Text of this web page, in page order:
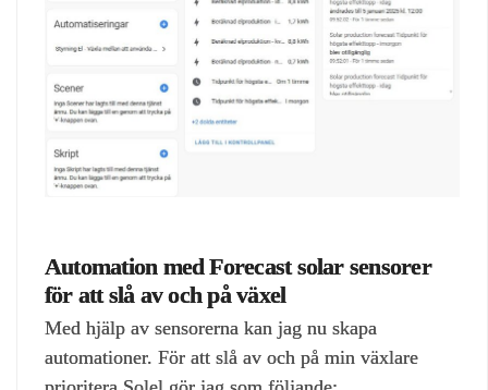
Automation med Forecast solar sensorer
för att slå av och på växel
Med hjälp av sensorerna kan jag nu skapa
automationer. För att slå av och på min växlare